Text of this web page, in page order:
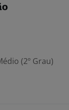
(2º Grau)